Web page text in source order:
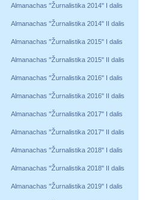
Almanachas "Žurnalistika 2014" I dalis
Almanachas "Žurnalistika 2014" II dalis
Almanachas "Žurnalistika 2015" I dalis
Almanachas "Žurnalistika 2015" II dalis
Almanachas "Žurnalistika 2016" I dalis
Almanachas "Žurnalistika 2016" II dalis
Almanachas "Žurnalistika 2017" I dalis
Almanachas "Žurnalistika 2017" II dalis
Almanachas "Žurnalistika 2018" I dalis
Almanachas "Žurnalistika 2018" II dalis
Almanachas "Žurnalistika 2019" I dalis